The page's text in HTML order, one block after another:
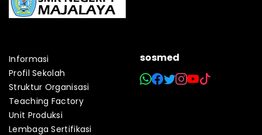
Informasi
Profil Sekolah
Struktur Organisasi
Teaching Factory
Unit Produksi
Lembaga Sertifikasi
sosmed